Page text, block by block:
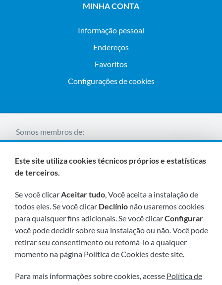
MINHA CONTA
Informação pessoal
Endereços
Favoritos
Configurações de cookies
Somos membros de:
Visite-nos em breve em:
Este site utiliza cookies técnicos próprios e estatísticas
de terceiros.
Se você clicarAceitar tudo, Você aceita a instalação de
todos eles. Se você clicar Declínio não usaremos cookies
para quaisquer fins adicionais. Se você clicarConfigurar
você pode decidir sobre sua instalação ou não. Você pode
retirar seu consentimento ou retomá-lo a qualquer
momento na página Política de Cookies deste site.
Para mais informações sobre cookies, acesse Política de